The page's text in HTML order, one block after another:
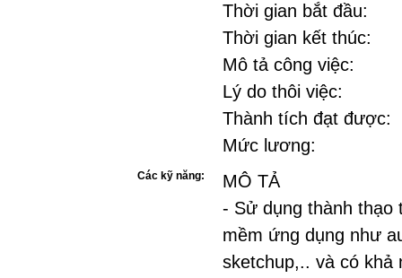
Thời gian bắt đầu:
Thời gian kết thúc:
Mô tả công việc:
Lý do thôi việc:
Thành tích đạt được:
Mức lương:
Các kỹ năng:
MÔ TẢ
- Sử dụng thành thạo
mềm ứng dụng như
sketchup,.. và có khả